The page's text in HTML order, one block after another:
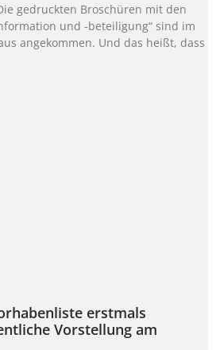
gedruckten Broschüren mit den
und -beteiligung“ sind im
angekommen. Und das heißt, dass
erstmals
Vorstellung am